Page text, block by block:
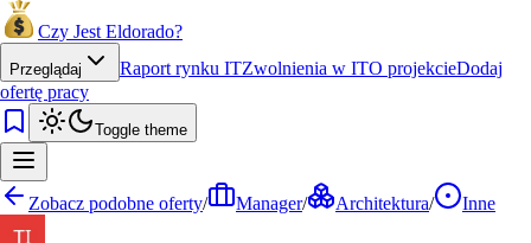
Czy Jest Eldorado?
Przeglądaj Raport rynku ITZwolnienia w ITO projekcieDodaj
ofertę pracy
Toggle theme
Zobacz podobne oferty/ Manager/ Architektura/ Inne